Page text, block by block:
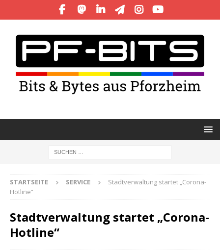
STARTSEITE SERVICE
Stadtverwaltung startet „Corona-
Hotline“
Stadtverwaltung startet „Corona-
Hotline“